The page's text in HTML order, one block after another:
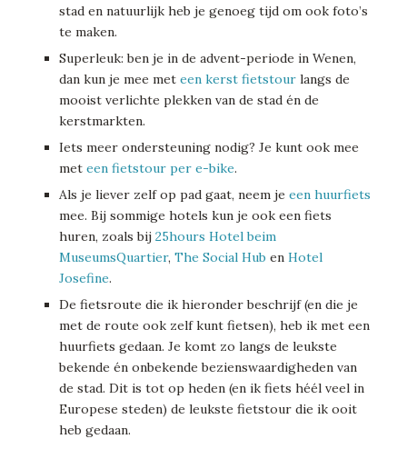
stad en natuurlijk heb je genoeg tijd om ook foto’s
te maken.
Superleuk: ben je in de advent-periode in Wenen,
dan kun je mee met een kerst fietstour langs de
mooist verlichte plekken van de stad én de
kerstmarkten.
Iets meer ondersteuning nodig? Je kunt ook mee
met een fietstour per e-bike.
Als je liever zelf op pad gaat, neem je een huurfiets
mee. Bij sommige hotels kun je ook een fiets
huren, zoals bij 25hours Hotel beim
MuseumsQuartier, The Social Hub en Hotel
Josefine.
De fietsroute die ik hieronder beschrijf (en die je
met de route ook zelf kunt fietsen), heb ik met een
huurfiets gedaan. Je komt zo langs de leukste
bekende én onbekende bezienswaardigheden van
de stad. Dit is tot op heden (en ik fiets héél veel in
Europese steden) de leukste fietstour die ik ooit
heb gedaan.